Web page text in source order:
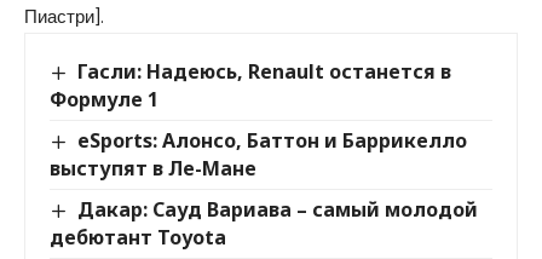
Пиастри].
Гасли: Надеюсь, Renault останется в
Формуле 1
eSports: Алонсо, Баттон и Баррикелло
выступят в Ле-Мане
Дакар: Сауд Вариава – самый молодой
дебютант Toyota